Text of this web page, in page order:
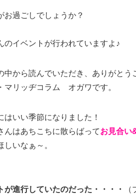
お過ごしでしょうか？
のイベントが行われていますよ♪
から読んでいただき、ありがとう
リッヂコラム オガワです。
いい季節になりました！
んはあちこちに散らばってお見合い
いなぁ～。
進行していたのだった・・・・